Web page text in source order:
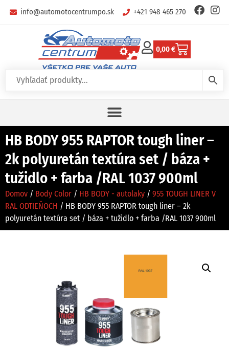
info@automotocentrumpo.sk +421 948 465 270
0,00€
HB BODY 955 RAPTOR tough liner –
2k polyuretán textúra set / báza +
tužidlo + farba /RAL 1037 900ml
Domov / Body Color / HB BODY - autolaky / 955 TOUGH LINER V
RAL ODTIEŇOCH / HB BODY 955 RAPTOR tough liner – 2k
polyuretán textúra set / báza + tužidlo + farba /RAL 1037 900ml